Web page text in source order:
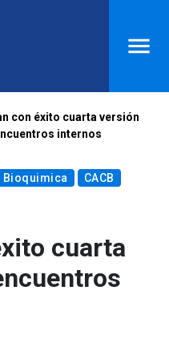
launch
launch
con éxito cuarta versión
internos
Bioquimica
CACB
cuarta